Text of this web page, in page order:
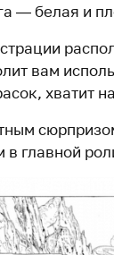
— белая и
вам
хватит
в главной